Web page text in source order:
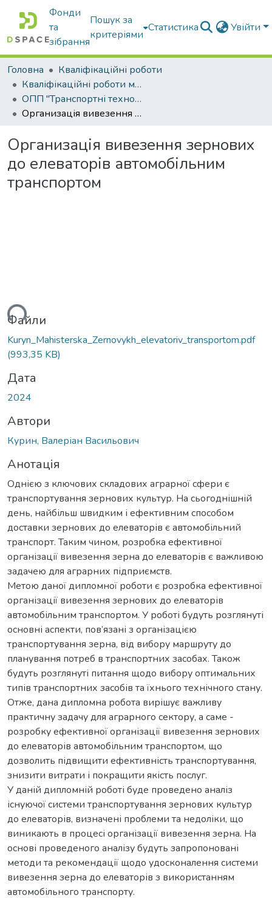
Фонди
та
зібрання
Пошук за
критеріями
Статистика Увійти
Головна
Кваліфікаційні роботи
Кваліфікаційні роботи магістрів
ОПП "Транспортні технології на автомобільному транспорті"
Организація вивезення зернових до елеваторів автомобільним транспортом
Организація вивезення зернових
до елеваторів автомобільним
транспортом
Файли
Kuryn_Mahisterska_Zernovykh_elevatoriv_transportom.pdf
(993,35 KB)
Дата
2024
Автори
Курин, Валеріан Васильович
Анотація
Однією з ключових складових аграрної сфери є
транспортування зернових культур. На сьогоднішній
день, найбільш швидким і ефективним способом
доставки зернових до елеваторів є автомобільний
транспорт. Таким чином, розробка ефективної
організації вивезення зерна до елеваторів є важливою
задачею для аграрних підприємств.
Метою даної дипломної роботи є розробка ефективної
організації вивезення зернових до елеваторів
автомобільним транспортом. У роботі будуть розглянуті
основні аспекти, пов’язані з організацією
транспортування зерна, від вибору маршруту до
планування потреб в транспортних засобах. Також
будуть розглянуті питання щодо вибору оптимальних
типів транспортних засобів та їхнього технічного стану.
Отже, дана дипломна робота вирішує важливу
практичну задачу для аграрного сектору, а саме -
розробку ефективної організації вивезення зернових
до елеваторів автомобільним транспортом, що
дозволить підвищити ефективність транспортування,
знизити витрати і покращити якість послуг.
У даній дипломній роботі буде проведено аналіз
існуючої системи транспортування зернових культур
до елеваторів, визначені проблеми та недоліки, що
виникають в процесі організації вивезення зерна. На
основі проведеного аналізу будуть запропоновані
методи та рекомендації щодо удосконалення системи
вивезення зерна до елеваторів з використанням
автомобільного транспорту.